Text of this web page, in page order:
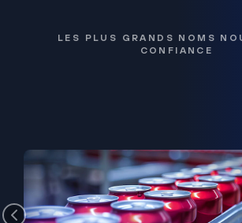
LES PLUS GRANDS NOMS
CONFIANCE